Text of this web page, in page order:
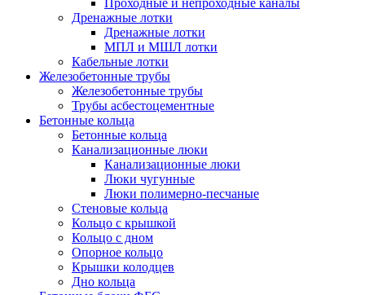
Проходные и непроходные каналы
Дренажные лотки
Дренажные лотки
МПЛ и МШЛ лотки
Кабельные лотки
Железобетонные трубы
Железобетонные трубы
Трубы асбестоцементные
Бетонные кольца
Бетонные кольца
Канализационные люки
Канализационные люки
Люки чугунные
Люки полимерно-песчаные
Стеновые кольца
Кольцо с крышкой
Кольцо с дном
Опорное кольцо
Крышки колодцев
Дно кольца